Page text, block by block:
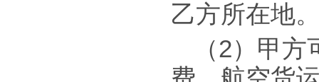
乙方所在地
（2）甲